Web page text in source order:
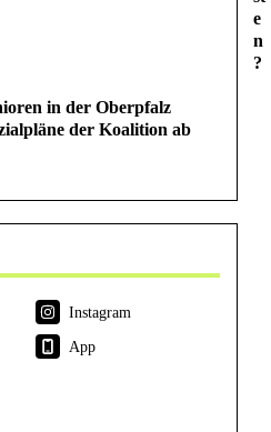
e
n
?
in der Oberpfalz
der Koalition ab
Instagram
App